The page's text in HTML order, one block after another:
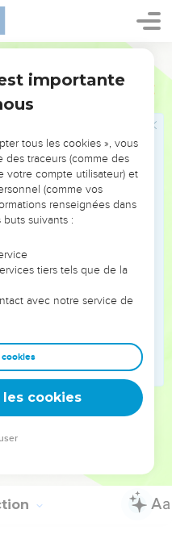
בֶּן־קָ֠רֵחַ וּשְׂרָיָ֨ה
וַיִּשָּׁבַ֨ע לָהֶ֤ם גְּדַלְיָ֙הוּ֙
הַכַּשְׂדִּ֑ים שְׁב֣וּ
25
וַיְהִ֣י ׀ בַּחֹ֣דֶשׁ הַשְּׁבִיעִ֗י בָּ֣א
וַיָּקֻ֨מוּ כָל־הָעָ֜ם מִקָּטֹ֤ן
Joakin
וַיְהִי֩ בִשְׁלֹשִׁ֨ים וָשֶׁ֜בַע שָׁנָ֗ה
חֹ֔דֶשׁ בְּעֶשְׂרִ֥ים וְשִׁבְעָ֖ה
מָלְכ֗וֹ
וַיְדַבֵּ֥ר אִתּ֖וֹ טֹב֑וֹת וַיִּתֵּן֙
וְשִׁנָּ֕א אֵ֖ת בִּגְדֵ֣י
וַאֲרֻחָת֗וֹ אֲרֻחַ֨ת תָּמִ֧יד
tanach.us --- Grec : © 2010 by the
importante
tous les cookies », vous
traceurs (comme des
votre compte utilisateur) et
(comme vos
renseignées dans
suivants :
tiers tels que de la
avec notre service de
cookies